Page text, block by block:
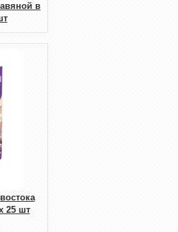
в
25 шт